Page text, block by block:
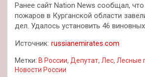
Ранее сайт Nation News сообщал,
пожаров в Курганской области
дел. Удалось установить 46
Источник: russianemirates.com
Метки: В России, Депутат, Лес, Лесные
Новости России